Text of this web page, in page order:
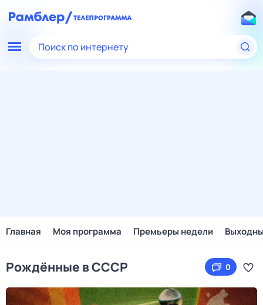
Поиск по интернету
Главная Моя программа Премьеры недели
Рождённые в СССР 0